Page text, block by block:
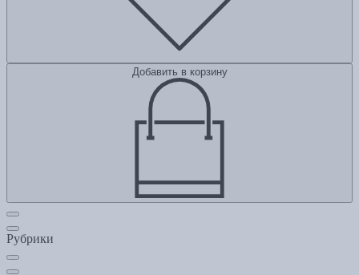
Добавить в корзину
Рубрики